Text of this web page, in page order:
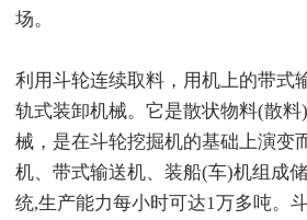
场。
利用斗轮连续取料，用机上的带式
轨式装卸机械。它是散状物料(散
械，是在斗轮挖掘机的基础上演变
机、带式输送机、装船(车)机组成
统,生产能力每小时可达1万多吨。